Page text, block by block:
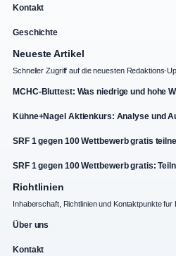
Kontakt
Geschichte
Neueste Artikel
Schneller Zugriff auf die neuesten Redaktions-
MCHC-Bluttest: Was niedrige und hohe
Kühne+Nagel Aktienkurs: Analyse und
SRF 1 gegen 100 Wettbewerb gratis
SRF 1 gegen 100 Wettbewerb gratis:
Richtlinien
Inhaberschaft, Richtlinien und Kontaktpunkte fur
Über uns
Kontakt